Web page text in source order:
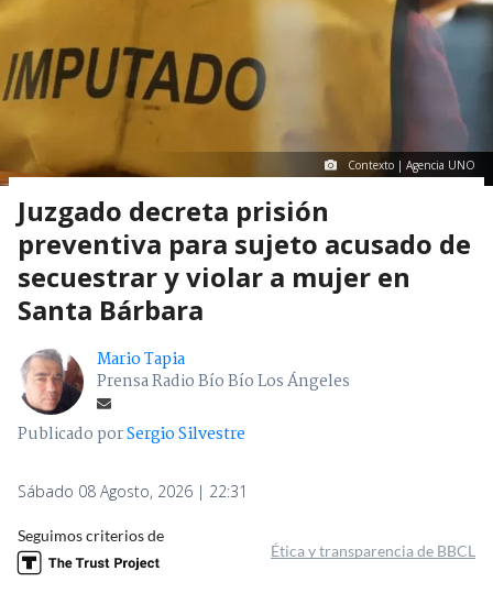
Contexto | Agencia UNO
Juzgado decreta prisión
preventiva para sujeto acusado de
secuestrar y violar a mujer en
Santa Bárbara
Mario Tapia
Prensa Radio Bío Bío Los Ángeles
Publicado porSergio Silvestre
Sábado 08 Agosto, 2026 | 22:31
Seguimos criterios de
Ética y transparencia de BBCL